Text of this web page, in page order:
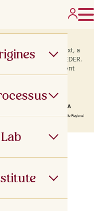
programme ICEX Next, a
fonds européen FEDER.
au développement
son environnement.